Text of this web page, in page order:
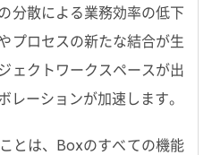
分散による業務効率の低下
プロセスの新たな結合が生
ェクトワークスペースが出
レーションが加速します。
とは、Boxのすべての機能